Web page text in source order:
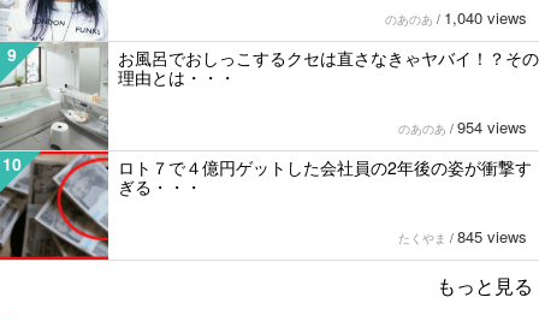
のあのあ / 1,040 views
9
お風呂でおしっこするクセは直さなきゃヤバイ！？その
理由とは・・・
のあのあ / 954 views
10
ロト７で４億円ゲットした会社員の2年後の姿が衝撃す
ぎる・・・
たくやま / 845 views
もっと見る